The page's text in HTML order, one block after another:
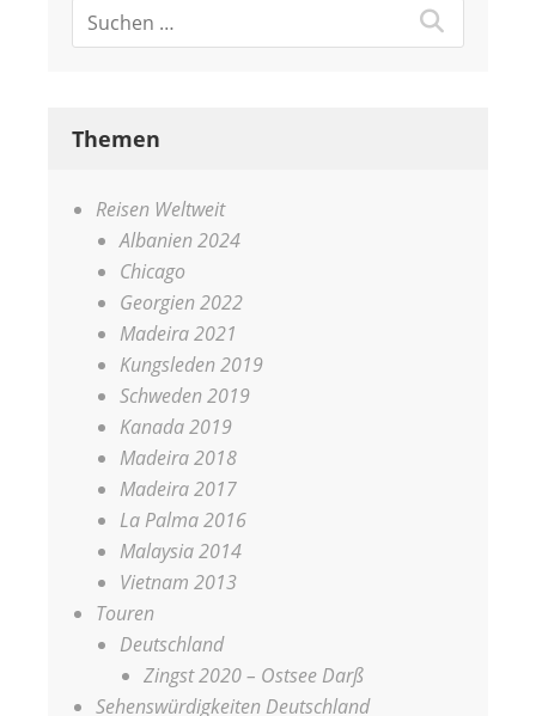
Themen
Reisen Weltweit
Albanien 2024
Chicago
Georgien 2022
Madeira 2021
Kungsleden 2019
Schweden 2019
Kanada 2019
Madeira 2018
Madeira 2017
La Palma 2016
Malaysia 2014
Vietnam 2013
Touren
Deutschland
Zingst 2020 – Ostsee Darß
Sehenswürdigkeiten Deutschland